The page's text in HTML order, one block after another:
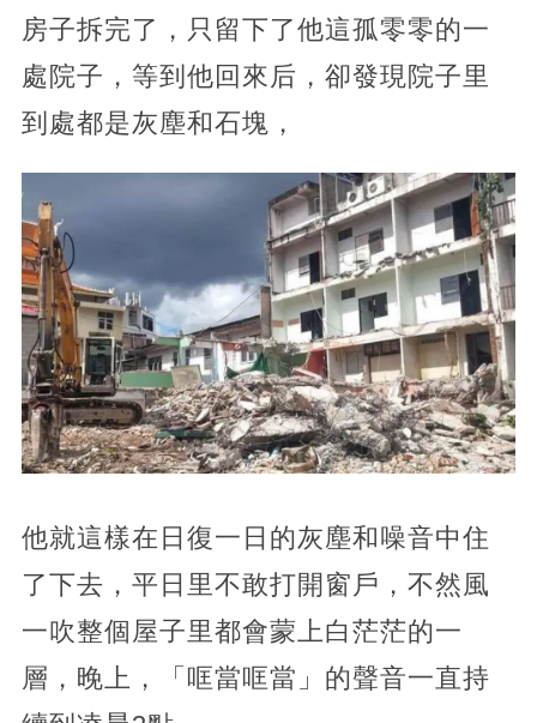
房子拆完了，只留下了他這孤零零的一
處院子，等到他回來后，卻發現院子里
到處都是灰塵和石塊，
他就這樣在日復一日的灰塵和噪音中住
了下去，平日里不敢打開窗戶，不然風
一吹整個屋子里都會蒙上白茫茫的一
層，晚上，「哐當哐當」的聲音一直持